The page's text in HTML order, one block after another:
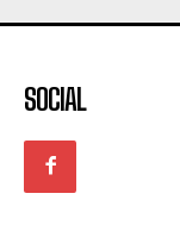
SOCIAL